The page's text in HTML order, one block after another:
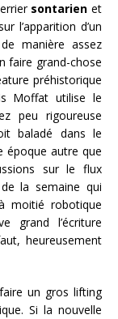
sontarien et
l’apparition d’un
manière assez
faire grand-chose
préhistorique
Moffat utilise le
peu rigoureuse
baladé dans le
époque autre que
sur le flux
la semaine qui
moitié robotique
grand l’écriture
heureusement
un gros lifting
Si la nouvelle